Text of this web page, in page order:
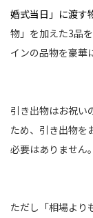
婚式当日」に渡す
物」を加えた3品
インの品物を豪華
引き出物はお祝い
ため、引き出物を
必要はありません。
ただし「相場より